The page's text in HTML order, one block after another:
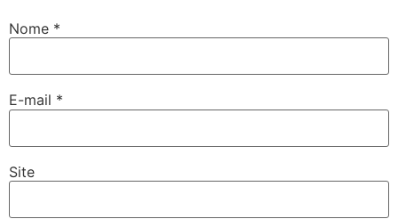
Nome *
E-mail *
Site